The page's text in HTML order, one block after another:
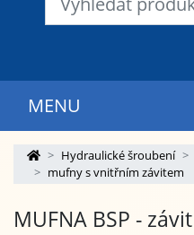
MENU
Hydraulické šroubení
mufny s vnitřním závitem
MUFNA BSP - závit